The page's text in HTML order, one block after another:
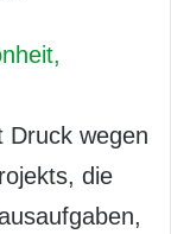
Druck wegen
die